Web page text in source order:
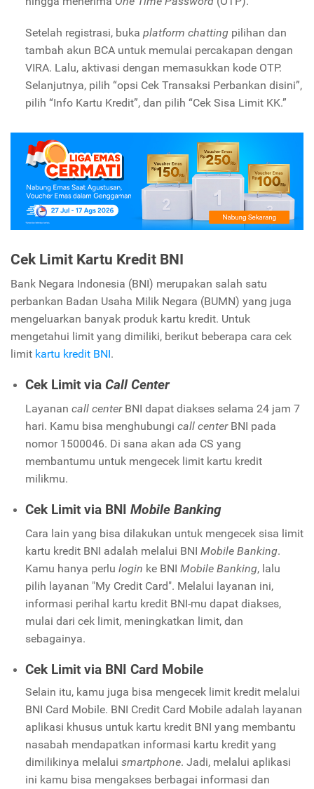
Setelah registrasi, buka platform chattingpilihan dan
tambah akun BCA untuk memulai percakapan dengan
VIRA. Lalu, aktivasi dengan memasukkan kode OTP.
Selanjutnya, pilih “opsi Cek Transaksi Perbankan disini”,
pilih “Info Kartu Kredit”, dan pilih “Cek Sisa Limit KK.”
Cek Limit Kartu Kredit BNI
Bank Negara Indonesia (BNI) merupakan salah satu
perbankan Badan Usaha Milik Negara (BUMN) yang juga
mengeluarkan banyak produk kartu kredit. Untuk
mengetahui limit yang dimiliki, berikut beberapa cara cek
limit kartu kredit BNI.
Cek Limit via Call Center
Layanan call center BNI dapat diakses selama 24 jam 7
hari. Kamu bisa menghubungi call centerBNI pada
nomor 1500046. Di sana akan ada CS yang
membantumu untuk mengecek limit kartu kredit
milikmu.
Cek Limit via BNI Mobile Banking
Cara lain yang bisa dilakukan untuk mengecek sisa limit
kartu kredit BNI adalah melalui BNI Mobile Banking.
Kamu hanya perlu login ke BNI Mobile Banking, lalu
pilih layanan "My Credit Card". Melalui layanan ini,
informasi perihal kartu kredit BNI-mu dapat diakses,
mulai dari cek limit, meningkatkan limit, dan
sebagainya.
Cek Limit via BNI Card Mobile
Selain itu, kamu juga bisa mengecek limit kredit melalui
BNI Card Mobile. BNI Credit Card Mobile adalah layanan
aplikasi khusus untuk kartu kredit BNI yang membantu
nasabah mendapatkan informasi kartu kredit yang
dimilikinya melalui smartphone. Jadi, melalui aplikasi
ini kamu bisa mengakses berbagai informasi dan